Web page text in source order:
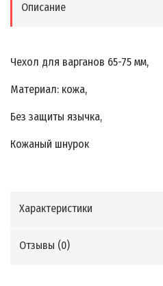
Описание
Чехол для варганов 65-75 мм,
Материал: кожа,
Без защиты язычка,
Кожаный шнурок
Характеристики
Отзывы (0)